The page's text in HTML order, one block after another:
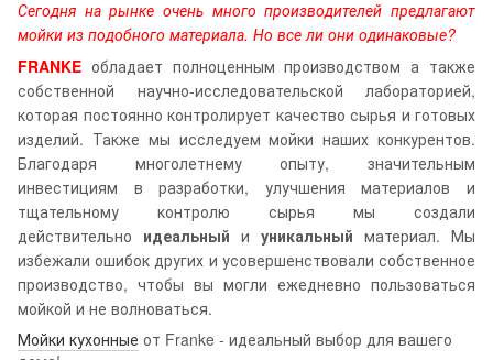
Сегодня на рынке очень много производителей предлагают
мойки из подобного материала. Но все ли они одинаковые?
FRANKE обладает полноценным производством а также
собственной научно-исследовательской лабораторией,
которая постоянно контролирует качество сырья и готовых
изделий. Также мы исследуем мойки наших конкурентов.
Благодаря многолетнему опыту, значительным
инвестициям в разработки, улучшения материалов и
тщательному контролю сырья мы создали
действительно идеальный и уникальный материал. Мы
избежали ошибок других и усовершенствовали собственное
производство, чтобы вы могли ежедневно пользоваться
мойкой и не волноваться.
Мойки кухонные от Franke - идеальный выбор для вашего